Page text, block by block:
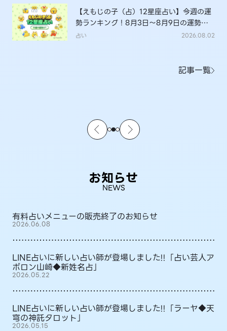
【えもじの子（占）12星座占い】今週の運
勢ランキング！8月3日～8月9日の運勢
は？
占い 2026.08.02
記事一覧
お知らせ
NEWS
有料占いメニューの販売終了のお知らせ
2026.06.08
LINE占いに新しい占い師が登場しました!!「占い芸人ア
ポロン山崎◆新姓名占」
2026.05.22
LINE占いに新しい占い師が登場しました!!「ラーヤ◆天
穹の神託タロット」
2026.05.15